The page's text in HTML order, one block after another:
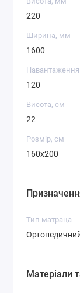
220
Ширина, мм
1600
120
Висота, см
22
Розмір, см
160x200
Тип матраца
Матеріали